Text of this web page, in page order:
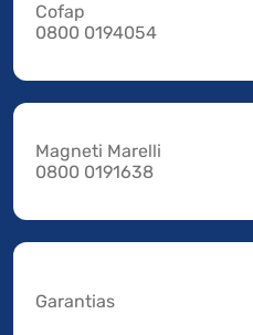
Cofap
0800 0194054
Magneti Marelli
0800 0191638
Garantias